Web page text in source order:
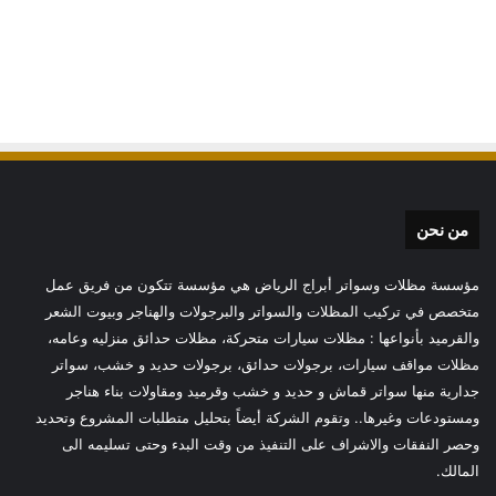
من نحن
مؤسسة مظلات وسواتر أبراج الرياض هي مؤسسة تتكون من فريق عمل
متخصص في تركيب المظلات والسواتر والبرجولات والهناجر وبيوت الشعر
والقرميد بأنواعها : مظلات سيارات متحركة، مظلات حدائق منزليه وعامه،
مظلات مواقف سيارات، برجولات حدائق، برجولات حديد و خشب، سواتر
جدارية منها سواتر قماش و حديد و خشب وقرميد ومقاولات بناء هناجر
ومستودعات وغيرها.. وتقوم الشركة أيضاً بتحليل متطلبات المشروع وتحديد
وحصر النفقات والاشراف على التنفيذ من وقت البدء وحتى تسليمه الى
المالك.